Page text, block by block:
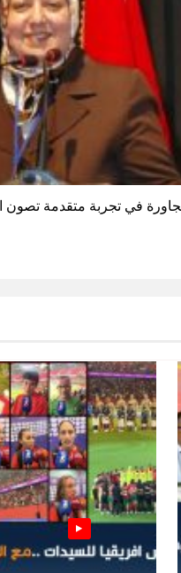
في تجربة متقدمة تصون